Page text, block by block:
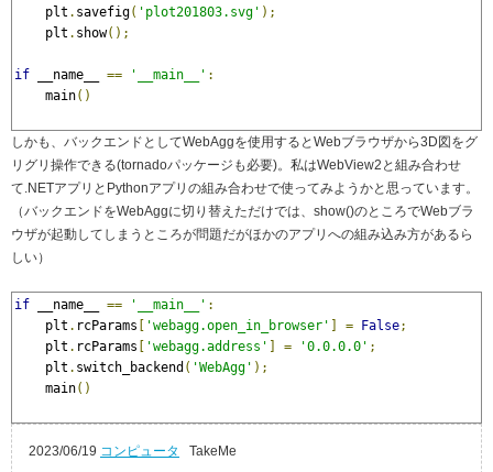
    plt
. savefig( 'plot201803.svg' );
    plt
. show();
if __name__ == '__main__' :
    main
()
しかも、バックエンドとしてWebAggを使用するとWebブラウザから3D図をグ
リグリ操作できる(tornadoパッケージも必要)。私はWebView2と組み合わせ
て.NETアプリとPythonアプリの組み合わせで使ってみようかと思っています。
（バックエンドをWebAggに切り替えただけでは、show()のところでWebブラ
ウザが起動してしまうところが問題だがほかのアプリへの組み込み方があるら
しい）
if __name__ == '__main__' :
    plt
. rcParams 'webagg.open_in_browser' = False;
    plt
. rcParams 'webagg.address' = '0.0.0.0' ;
    plt
. switch_backend ( 'WebAgg' );
    main
()
2023/06/19 コンピュータ TakeMe